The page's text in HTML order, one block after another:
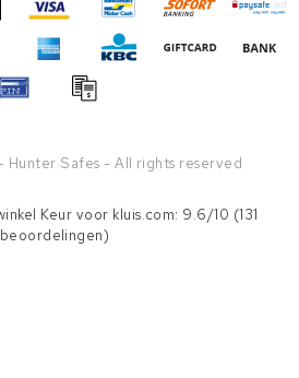
Safes - All rights reserved
Keur voor kluis.com: 9.6/10 (131
beoordelingen)